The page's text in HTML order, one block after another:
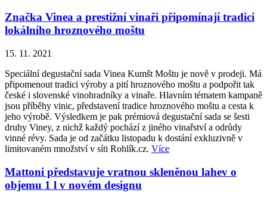
Značka Vinea a prestižní vinaři připomínají tradici
lokálního hroznového moštu
15. 11. 2021
Speciální degustační sada Vinea Kumšt Moštu je nově v prodeji. Má
připomenout tradici výroby a pití hroznového moštu a podpořit tak
české i slovenské vinohradníky a vinaře. Hlavním tématem kampaně
jsou příběhy vinic, představení tradice hroznového moštu a cesta k
jeho výrobě. Výsledkem je pak prémiová degustační sada se šesti
druhy Viney, z nichž každý pochází z jiného vinařství a odrůdy
vinné révy. Sada je od začátku listopadu k dostání exkluzivně v
limitovaném množství v síti Rohlík.cz. Více
Mattoni představuje vratnou skleněnou lahev o
objemu 1 l v novém designu